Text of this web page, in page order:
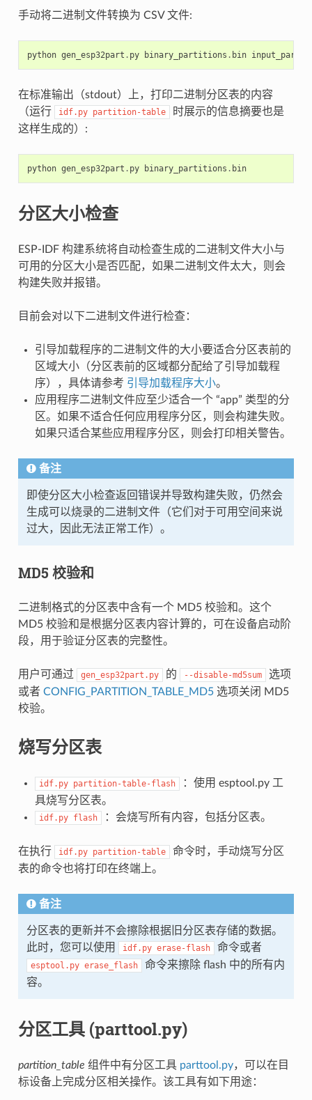
手动将二进制文件转换为 CSV 文件:
python gen_esp32part . py binary_partitions . bin
在标准输出（stdout）上，打印二进制分区表的内容
（运行
idf.py partition-table
时展示的信息摘要也是
这样生成的）:
python gen_esp32part . py binary_partitions . bin
分区大小检查
ESP-IDF 构建系统将自动检查生成的二进制文件大小与
可用的分区大小是否匹配，如果二进制文件太大，则会
构建失败并报错。
目前会对以下二进制文件进行检查：
引导加载程序的二进制文件的大小要适合分区表前的
区域大小（分区表前的区域都分配给了引导加载程
序），具体请参考 引导加载程序大小。
应用程序二进制文件应至少适合一个 “app” 类型的分
区。如果不适合任何应用程序分区，则会构建失败。
如果只适合某些应用程序分区，则会打印相关警告。
备注
即使分区大小检查返回错误并导致构建失败，仍然会
生成可以烧录的二进制文件（它们对于可用空间来说
过大，因此无法正常工作）。
MD5 校验和
二进制格式的分区表中含有一个 MD5 校验和。这个
MD5 校验和是根据分区表内容计算的，可在设备启动阶
段，用于验证分区表的完整性。
用户可通过 gen_esp32part.py 的 --disable-md5sum
选项
或者 CONFIG_PARTITION_TABLE_MD5选项关闭 MD5
校验。
烧写分区表
idf.py partition-table-flash
：使用 esptool.py 工
具烧写分区表。
idf.py flash ：会烧写所有内容，包括分区表。
在执行 idf.py partition-table
命令时，手动烧写分区
表的命令也将打印在终端上。
备注
分区表的更新并不会擦除根据旧分区表存储的数据。
此时，您可以使用
idf.py erase-flash 命令或者
esptool.py erase_flash
命令来擦除 flash 中的所有内
容。
分区工具 (parttool.py)
partition_table 组件中有分区工具 parttool.py，可以在目
标设备上完成分区相关操作。该工具有如下用途：